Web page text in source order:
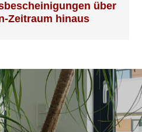
über
Zeitraum hinaus